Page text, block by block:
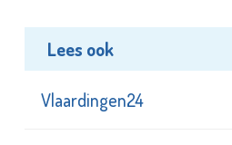
Lees ook
Vlaardingen24